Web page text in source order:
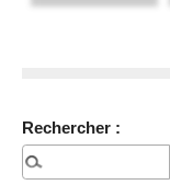
Rechercher :